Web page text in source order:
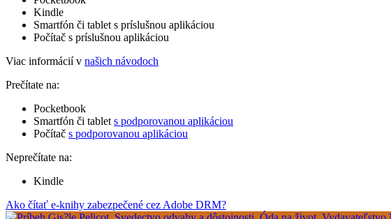
Kindle
Smartfón či tablet s príslušnou aplikáciou
Počítač s príslušnou aplikáciou
Viac informácií v našich návodoch
Prečítate na:
Pocketbook
Smartfón či tablet s podporovanou aplikáciou
Počítač s podporovanou aplikáciou
Neprečítate na:
Kindle
Ako čítať e-knihy zabezpečené cez Adobe DRM?